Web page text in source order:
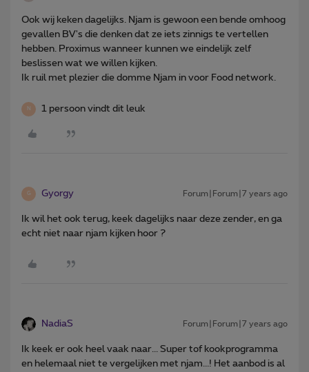
Ook wij keken dagelijks. Njam is gewoon een bende omhoog
gevallen BV's die denken dat ze iets zinnigs te vertellen
hebben. Proximus wanneer kunnen we eindelijk zelf
beslissen wat we willen kijken.
Ik ruil met plezier die domme Njam in voor Food network.
N 1 persoon vindt dit leuk
G Gyorgy Forum|Forum|7 years ago
Ik wil het ook terug, keek dagelijks naar deze zender, en ga
echt niet naar njam kijken hoor ?
NadiaS Forum|Forum|7 years ago
Ik keek er ook heel vaak naar... Super tof kookprogramma
en helemaal niet te vergelijken met njam...! Het aanbod is al